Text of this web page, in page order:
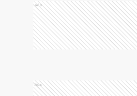
Ads
Ads